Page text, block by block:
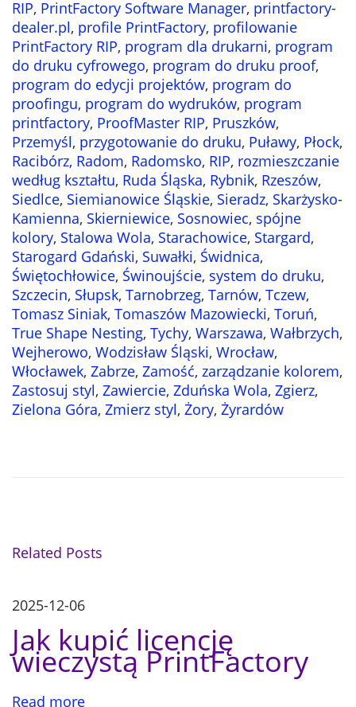
RIP, PrintFactory Software Manager, printfactory-
dealer.pl, profile PrintFactory, profilowanie
PrintFactory RIP, program dla drukarni, program
do druku cyfrowego, program do druku proof,
program do edycji projektów, program do
proofingu, program do wydruków, program
printfactory, ProofMaster RIP, Pruszków,
Przemyśl, przygotowanie do druku, Puławy, Płock,
Racibórz, Radom, Radomsko, RIP, rozmieszczanie
według kształtu, Ruda Śląska, Rybnik, Rzeszów,
Siedlce, Siemianowice Śląskie, Sieradz, Skarżysko-
Kamienna, Skierniewice, Sosnowiec, spójne
kolory, Stalowa Wola, Starachowice, Stargard,
Starogard Gdański, Suwałki, Świdnica,
Świętochłowice, Świnoujście, system do druku,
Szczecin, Słupsk, Tarnobrzeg, Tarnów, Tczew,
Tomasz Siniak, Tomaszów Mazowiecki, Toruń,
True Shape Nesting, Tychy, Warszawa, Wałbrzych,
Wejherowo, Wodzisław Śląski, Wrocław,
Włocławek, Zabrze, Zamość, zarządzanie kolorem,
Zastosuj styl, Zawiercie, Zduńska Wola, Zgierz,
Zielona Góra, Zmierz styl, Żory, Żyrardów
g
a
s
o
:
n
g
m
e
n
t
Related Posts
2025-12-06
Jak kupić licencję
wieczystą PrintFactory
Read more